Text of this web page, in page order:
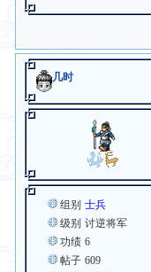
几时
组别 士兵
级别 讨逆将军
功绩 6
帖子 609